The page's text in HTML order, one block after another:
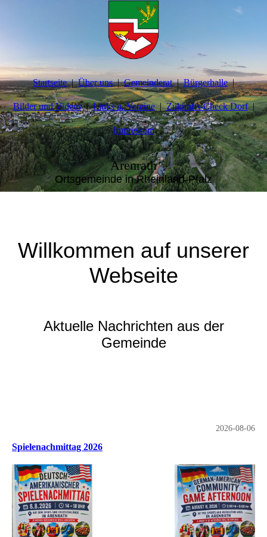
Startseite Über uns Gemeinderat Bürgerhalle
Bilder und Videos Links u. Vereine Zukunfts-Check Dorf
Impressum
Arenrath
Ortsgemeinde in Rheinland-Pfalz
Willkommen auf unserer
Webseite
Aktuelle Nachrichten aus der
Gemeinde
2026-08-06
Spielenachmittag 2026